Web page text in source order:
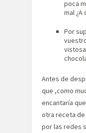
poca
mal ¿A
Por
Antes de
que ,como
encantaría
otra receta
por las redes